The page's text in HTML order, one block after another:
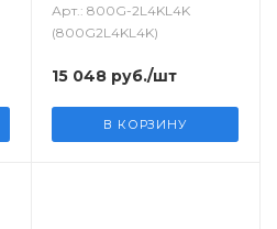
Арт.: 800G-2L4KL4K
(800G2L4KL4K)
15 048 руб./шт
В КОРЗИНУ